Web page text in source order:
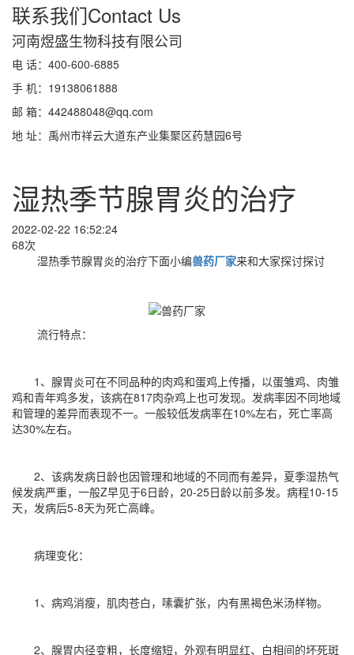
联系我们Contact Us
河南煜盛生物科技有限公司
电 话：400-600-6885
手 机：19138061888
邮 箱：442488048@qq.com
地 址：禹州市祥云大道东产业集聚区药慧园6号
湿热季节腺胃炎的治疗
2022-02-22 16:52:24
68次
湿热季节腺胃炎的治疗下面小编兽药厂家来和大家探讨探讨
流行特点：
1、腺胃炎可在不同品种的肉鸡和蛋鸡上传播，以蛋雏鸡、肉雏
鸡和青年鸡多发，该病在817肉杂鸡上也可发现。发病率因不同地域
和管理的差异而表现不一。一般较低发病率在10%左右，死亡率高
达30%左右。
2、该病发病日龄也因管理和地域的不同而有差异，夏季湿热气
候发病严重，一般Z早见于6日龄，20-25日龄以前多发。病程10-15
天，发病后5-8天为死亡高峰。
病理变化：
1、病鸡消瘦，肌肉苍白，嗉囊扩张，内有黑褐色米汤样物。
2、腺胃内径变粗，长度缩短，外观有明显红、白相间的坏死斑